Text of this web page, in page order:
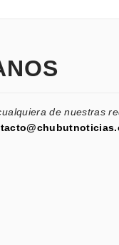
de nuestras